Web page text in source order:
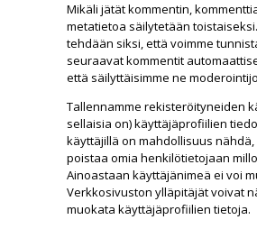
Mikäli jätät kommentin,
metatietoa säilytetään
tehdään siksi, että voimme
seuraavat kommentit
että säilyttäisimme ne
Tallennamme rekisteröityneiden
sellaisia on) käyttäjäprofiilien
käyttäjillä on mahdollisuus nähdä,
poistaa omia henkilötietojaan
Ainoastaan käyttäjänimeä ei voi
Verkkosivuston ylläpitäjät voivat
muokata käyttäjäprofiilien tietoja.